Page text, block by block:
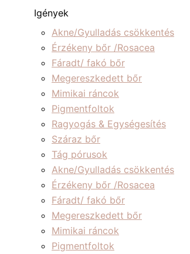
Igények
Akne/Gyulladás csökkentés
Érzékeny bőr /Rosacea
Fáradt/ fakó bőr
Megereszkedett bőr
Mimikai ráncok
Pigmentfoltok
Ragyogás & Egységesítés
Száraz bőr
Tág pórusok
Akne/Gyulladás csökkentés
Érzékeny bőr /Rosacea
Fáradt/ fakó bőr
Megereszkedett bőr
Mimikai ráncok
Pigmentfoltok